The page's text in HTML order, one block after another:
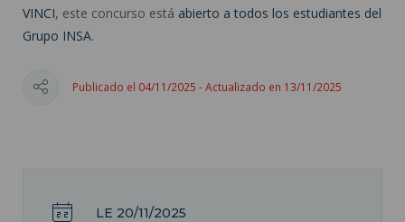
VINCI, este concurso está abierto a todos los estudiantes del
Grupo INSA.
Publicado el 04/11/2025 - Actualizado en 13/11/2025
LE 20/11/2025